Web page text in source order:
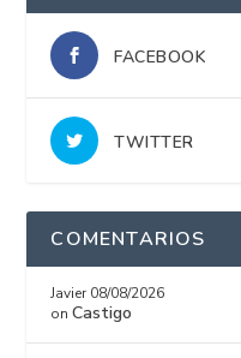
FACEBOOK
TWITTER
COMENTARIOS
Javier 08/08/2026
onCastigo